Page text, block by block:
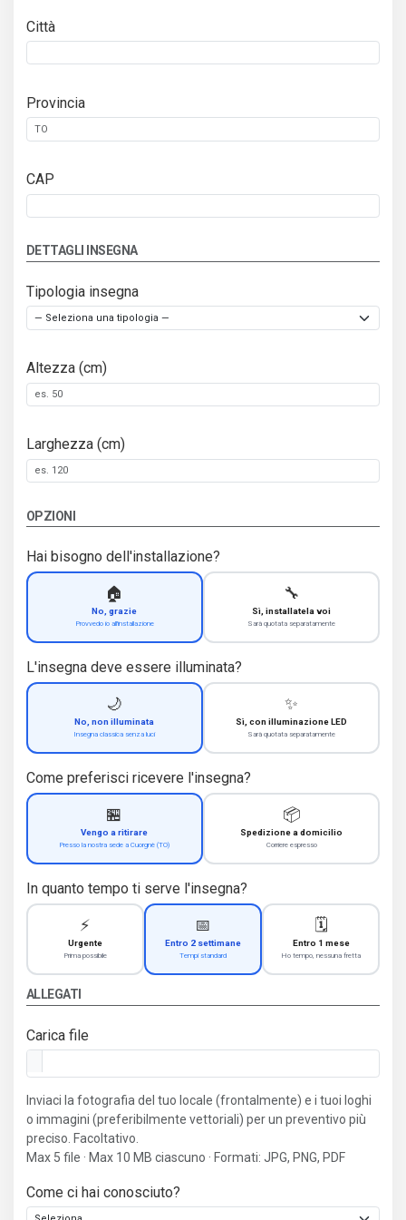
Città
Provincia
CAP
DETTAGLI INSEGNA
Tipologia insegna
Altezza (cm)
Larghezza (cm)
OPZIONI
Hai bisogno dell'installazione?
🏠
No, grazie
Provvedo io all'installazione
🔧
Sì, installatela voi
Sarà quotata separatamente
L'insegna deve essere illuminata?
🌙
No, non illuminata
Insegna classica senza luci
✨
Sì, con illuminazione LED
Sarà quotata separatamente
Come preferisci ricevere l'insegna?
🏪
Vengo a ritirare
Presso la nostra sede a Cuorgnè (TO)
📦
Spedizione a domicilio
Corriere espresso
In quanto tempo ti serve l'insegna?
⚡
Urgente
Prima possibile
📅
Entro 2 settimane
Tempi standard
🗓️
Entro 1 mese
Ho tempo, nessuna fretta
ALLEGATI
Carica file
Inviaci la fotografia del tuo locale (frontalmente) e i tuoi loghi
o immagini (preferibilmente vettoriali) per un preventivo più
preciso. Facoltativo.
Max 5 file · Max 10 MB ciascuno · Formati: JPG, PNG, PDF
Come ci hai conosciuto?